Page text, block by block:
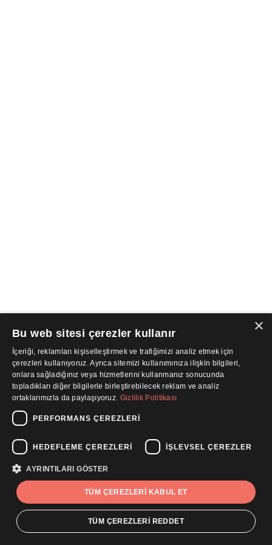
×
Bu web sitesi çerezler kullanır
İçeriği, reklamları kişiselleştirmek ve trafiğimizi analiz etmek için
çerezleri kullanıyoruz. Ayrıca sitemizi kullanımınıza ilişkin bilgileri,
onlara sağladığınız veya hizmetlerini kullanmanız sonucunda
topladıkları diğer bilgilerle birleştirebilecek reklam ve analiz
ortaklarımızla da paylaşıyoruz. Gizlilik Politikası
PERFORMANS ÇEREZLERI
HEDEFLEME ÇEREZLERI İŞLEVSEL ÇEREZLER
AYRINTILARI GÖSTER
TÜM ÇEREZLERI KABUL ET
TÜM ÇEREZLERI REDDET